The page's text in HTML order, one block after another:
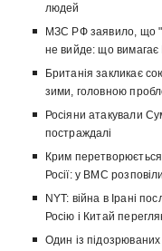
людей
МЗС РФ заявило, що
не вийде: що вимагає
Британія закликає
зими, головною
Росіяни атакували
постраждалі
Крим
Росії: у ВМС
NYT: війна в Ірані
Росію і Китай
Один із підозрюваних